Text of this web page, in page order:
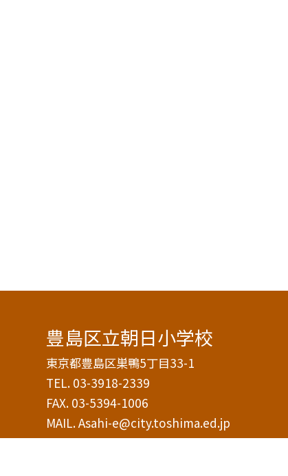
豊島区立朝日小学校
東京都豊島区巣鴨5丁目33-1
TEL. 03-3918-2339
FAX. 03-5394-1006
MAIL. Asahi-e@city.toshima.ed.jp